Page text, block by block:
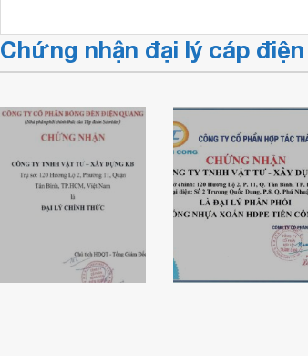
Chứng nhận đại lý cáp
Chứng nhận đại
lý chính thức
bóng đèn Điện
Chứng nhận đại
lý ống nhựa
xoắn Tiến Công
– KBElectric